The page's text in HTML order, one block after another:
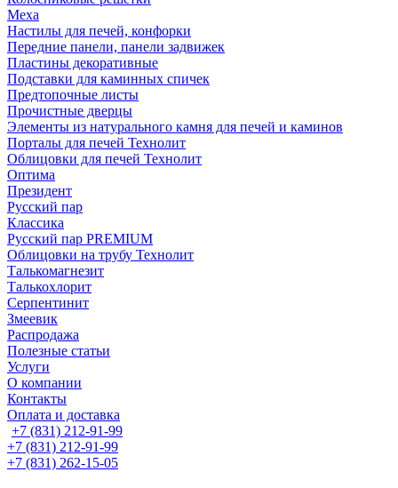
Меха
Настилы для печей, конфорки
Передние панели, панели задвижек
Пластины декоративные
Подставки для каминных спичек
Предтопочные листы
Прочистные дверцы
Элементы из натурального камня для печей и каминов
Порталы для печей Технолит
Облицовки для печей Технолит
Оптима
Президент
Русский пар
Классика
Русский пар PREMIUM
Облицовки на трубу Технолит
Талькомагнезит
Талькохлорит
Серпентинит
Змеевик
Распродажа
Полезные статьи
Услуги
О компании
Контакты
Оплата и доставка
+7 (831) 212-91-99
+7 (831) 212-91-99
+7 (831) 262-15-05